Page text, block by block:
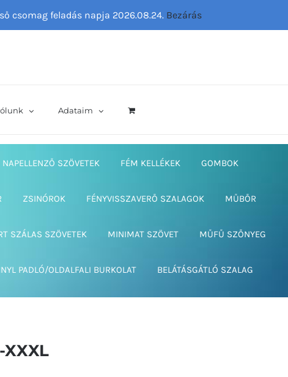
Adataim
NAPELLENZŐ SZÖVETEK FÉM KELLÉKEK GOMBOK
ZSINÓROK FÉNYVISSZAVERŐ SZALAGOK MŰBŐR
SZÁLAS SZÖVETEK MINIMAT SZÖVET MŰFŰ SZŐNYEG
PADLÓ/OLDALFALI BURKOLAT BELÁTÁSGÁTLÓ SZALAG
csomag feladás napja 2026.08.24. Bezárás